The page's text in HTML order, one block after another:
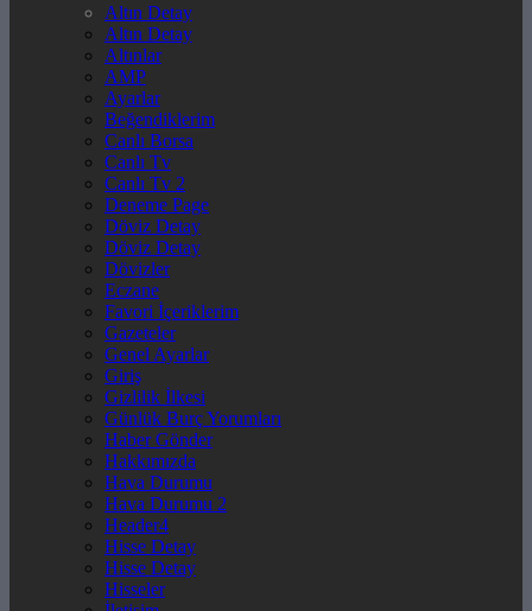
Altın Detay
Altın Detay
Altınlar
AMP
Ayarlar
Beğendiklerim
Canlı Borsa
Canlı Tv
Canlı Tv 2
Deneme Page
Döviz Detay
Döviz Detay
Dövizler
Eczane
Favori İçeriklerim
Gazeteler
Genel Ayarlar
Giriş
Gizlilik İlkesi
Günlük Burç Yorumları
Haber Gönder
Hakkımızda
Hava Durumu
Hava Durumu 2
Header4
Hisse Detay
Hisse Detay
Hisseler